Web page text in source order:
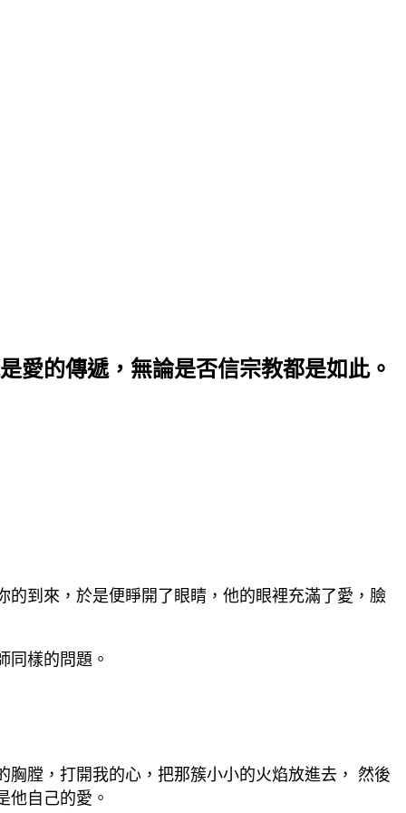
的傳遞，無論是否信宗教都是如此。
到來，於是便睜開了眼睛，他的眼裡充滿了愛，臉
同樣的問題。
膛，打開我的心，把那簇小小的火焰放進去， 然後
他自己的愛。